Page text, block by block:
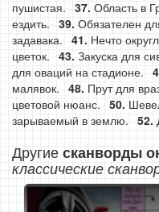
пушистая.
Область в
ездить.
Обязателен
задавака.
Нечто
цветок.
Закуска для
для оваций на стадионе.
малявок.
Прут для
цветовой нюанс.
зарываемый в землю.
Другиесканворды
классические